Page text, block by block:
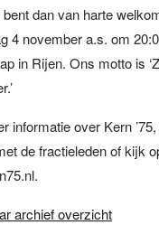
dan van harte
4 november a.s. om
in Rijen. Ons motto is
informatie over Kern
de fractieleden of kijk
archief overzicht